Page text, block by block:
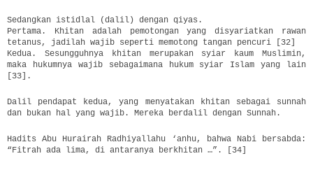
Sedangkan istidlal (dalil) dengan qiyas.
Pertama. Khitan adalah pemotongan yang disyariatkan rawan
tetanus, jadilah wajib seperti memotong tangan pencuri [32]
Kedua. Sesungguhnya khitan merupakan syiar kaum Muslimin,
maka hukumnya wajib sebagaimana hukum syiar Islam yang lain
[33].
Dalil pendapat kedua, yang menyatakan khitan sebagai sunnah
dan bukan hal yang wajib. Mereka berdalil dengan Sunnah.
Hadits Abu Hurairah Radhiyallahu ‘anhu, bahwa Nabi bersabda:
“Fitrah ada lima, di antaranya berkhitan …”. [34]